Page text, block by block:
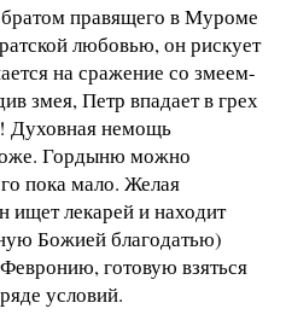
правящего в Муроме
любовью, он рискует
на сражение со змеем-
змея, Петр впадает в грех
Духовная немощь
Гордыню можно
пока мало. Желая
ищет лекарей и находит
Божией благодатью)
готовую взяться
условий.